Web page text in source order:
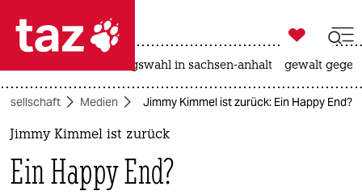
 taz zahl ich
taz zahl ich
themen
politik

taz zahl ich
landtagswahl in sachsen-anhalt gewalt
Medien Jimmy Kimmel ist zurück: Ein Happy End?
Jimmy Kimmel ist zurück
Ein Happy End?